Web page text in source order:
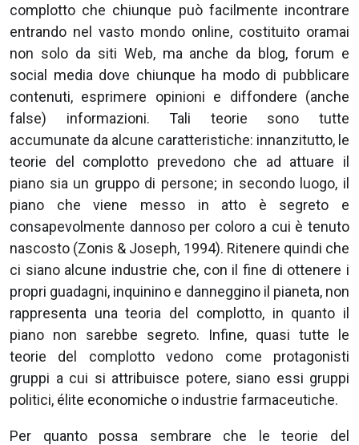
complotto che chiunque può facilmente incontrare
entrando nel vasto mondo online, costituito oramai
non solo da siti Web, ma anche da blog, forum e
social media dove chiunque ha modo di pubblicare
contenuti, esprimere opinioni e diffondere (anche
false) informazioni. Tali teorie sono tutte
accumunate da alcune caratteristiche: innanzitutto, le
teorie del complotto prevedono che ad attuare il
piano sia un gruppo di persone; in secondo luogo, il
piano che viene messo in atto è segreto e
consapevolmente dannoso per coloro a cui è tenuto
nascosto (Zonis & Joseph, 1994). Ritenere quindi che
ci siano alcune industrie che, con il fine di ottenere i
propri guadagni, inquinino e danneggino il pianeta, non
rappresenta una teoria del complotto, in quanto il
piano non sarebbe segreto. Infine, quasi tutte le
teorie del complotto vedono come protagonisti
gruppi a cui si attribuisce potere, siano essi gruppi
politici, élite economiche o industrie farmaceutiche.
Per quanto possa sembrare che le teorie del